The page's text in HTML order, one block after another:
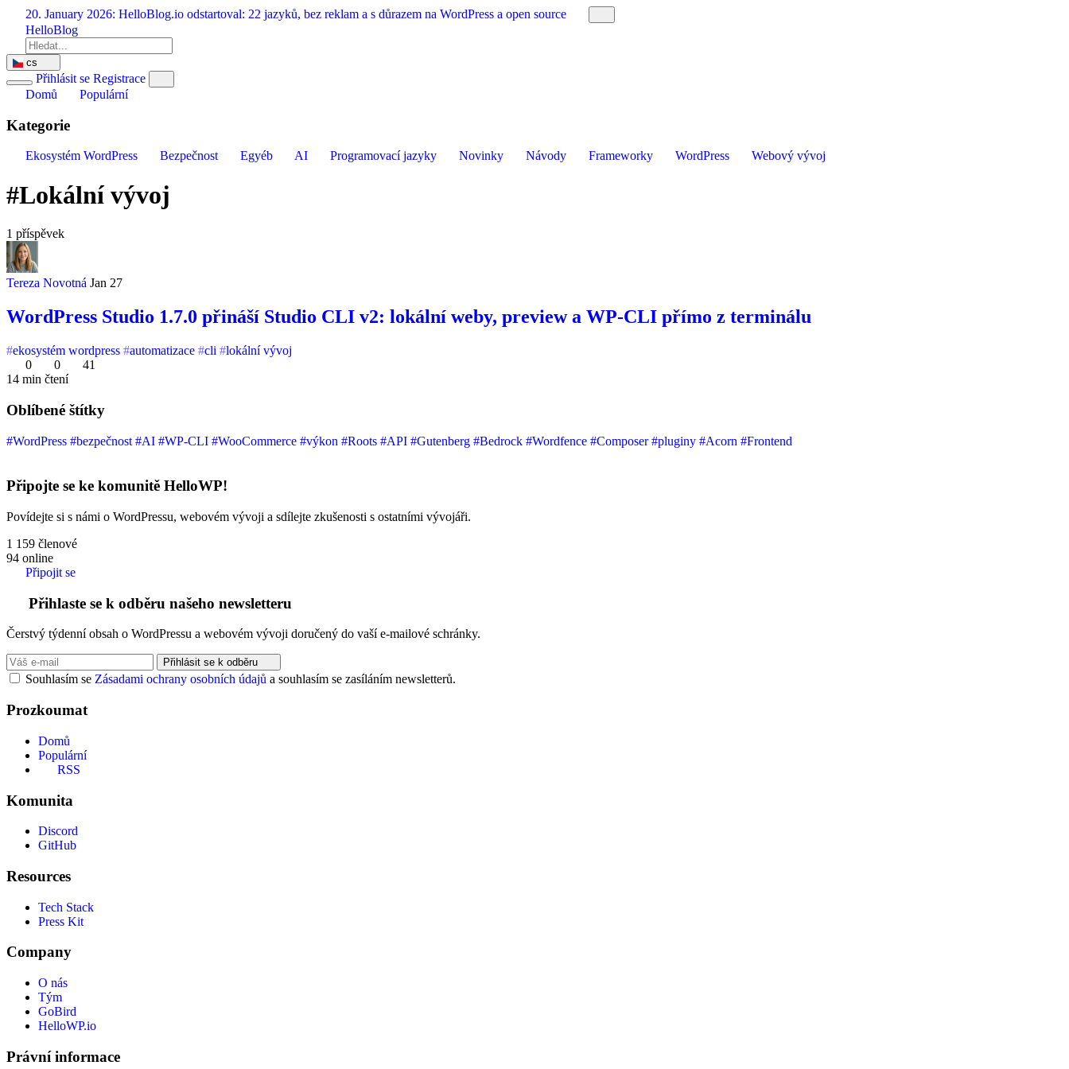
Přeskočit
obsah
20. January 2026: HelloBlog.io odstartoval: 22 jazyků, bez reklam a s důrazem na WordPress a open source
HelloBlog
cs
Přihlásit se Registrace
Domů
Populární
Kategorie
Ekosystém WordPress Bezpečnost Egyéb AI Programovací jazyky Novinky Návody Frameworky WordPress Webový vývoj
#Lokální vývoj
1 příspěvek
Tereza Novotná Jan 27
WordPress Studio 1.7.0 přináší Studio CLI v2: lokální weby, preview a WP‑CLI přímo z terminálu
ekosystém wordpress automatizace cli
lokální vývoj
0
0
41
14 min čtení
Oblíbené štítky
#WordPress #bezpečnost #AI #WP-CLI #WooCommerce #výkon #Roots #API #Gutenberg #Bedrock #Wordfence #Composer#pluginy #Acorn #Frontend
Připojte se ke komunitě HelloWP!
Povídejte si s námi o WordPressu, webovém vývoji a sdílejte zkušenosti s ostatními vývojáři.
1 159 členové
94 online
Připojit se
Přihlaste se k odběru našeho newsletteru
Čerstvý týdenní obsah o WordPressu a webovém vývoji doručený do vaší e-mailové schránky.
Přihlásit se k odběru
Souhlasím se Zásadami ochrany osobních údajů a souhlasím se zasíláním newsletterů.
Prozkoumat
Domů
Populární
RSS
Komunita
Discord
GitHub
Resources
Tech Stack
Press Kit
Company
O nás
Tým
GoBird
HelloWP.io
Právní informace